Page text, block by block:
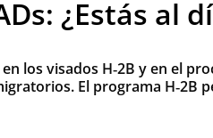
¿Estás al
los visados H‑2B y en el
El programa